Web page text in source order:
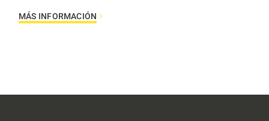
MÁS INFORMACIÓN